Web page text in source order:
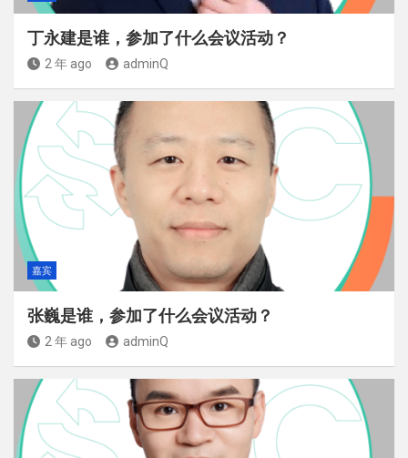
丁永建是谁，参加了什么会议活动？
2 年 ago adminQ
嘉宾
张巍是谁，参加了什么会议活动？
2 年 ago adminQ